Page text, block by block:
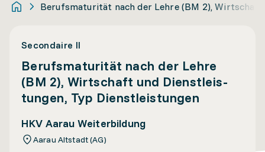
Be­rufs­ma­tu­ri­tät nach der Lehre (BM 2),
Secondaire II
Be­rufs­ma­tu­ri­tät nach der Lehre
(BM 2), Wirt­schaft und Dienst­leis­
tun­gen, Typ Dienst­leis­tun­gen
HKV Aarau Weiterbildung
Aarau Altstadt (AG)